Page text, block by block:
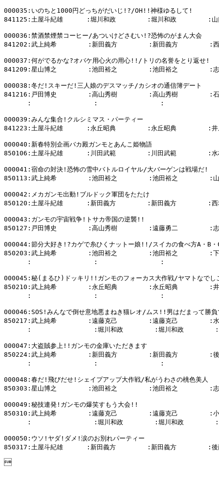
000035:いのちと1000円どっちがだいじ!?/OH!!神様ゆるして!
841125:土屋斗紀雄      :堀川和政        :堀川和政        :山
000036:禁酒禁煙禁コーヒー/あついけどさむい!?恐怖のがまん大会
841202:武上純希        :新田義方        :新田義方        :西
000037:何がでるかな?オバケ用心火の用心!!/トリの名誉をとり返せ!
841209:星山博之        :池田裕之        :池田裕之        :志
000038:冬だ!スキーだ!三人娘のデスマッチ/カシオの通信簿デート
841216:戸田博史        :高山秀樹        :高山秀樹        :石
:                :                :
000039:みんな集合!クルシミマス・パーティー
841223:土屋斗紀雄      :永丘昭典        :永丘昭典        :井
000040:新春特別企画バカ殿ガンモとあんこ姫物語
850106:土屋斗紀雄      :川田武範        :川田武範        :水
000041:宿命の対決!恐怖の雪中バトルロイヤル/大バーゲンは戦場だ!
850113:武上純希        :池田裕之        :池田裕之        :山
000042:メカガンモ出動!ブルドック軍団をたたけ
850120:土屋斗紀雄      :新田義方        :新田義方        :西
000043:ガンモの宇宙戦争!トサカ帝国の逆襲!!
850127:戸田博史        :高山秀樹        :遠藤勇二        :志
000044:節分大好き!?カゲで糸ひくナットー娘!!/スイカの食べ方A・B・
850203:武上純希        :池田裕之        :池田裕之        :下
:                :                :
000045:秘(まるひ)ドッキリ!!ガンモのフォーカス大作戦/ヤマトなでし
850210:武上純希        :永丘昭典        :永丘昭典        :井
:                :                :
000046:SOS!みんなで倒せ意地悪まねき猫レオ/ムス!!男はだまって勝負
850217:武上純希        :遠藤克己        :遠藤克己        :水
:                :堀川和政        :堀川和政        :
000047:大盗賊参上!!ガンモの金庫いただきます
850224:武上純希        :新田義方        :新田義方        :後
:                :                :
000048:春だ!飛びだせ!シェイプアップ大作戦/私がうわさの桃色美人
850303:星山博之        :池田裕之        :池田裕之        :志
000049:秘技連発!ガンモの爆笑すもう大会!!
850310:武上純希        :遠藤克己        :遠藤克己        :小
      :                :堀川和政        :堀川和政        :
000050:ウソ!ヤダ!ダメ!涙のお別れパーティー
